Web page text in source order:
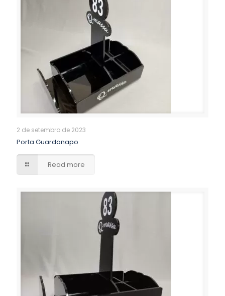
2 de setembro de 2023
Porta Guardanapo
Read more